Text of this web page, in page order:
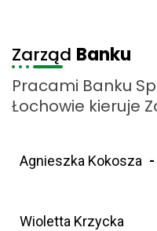
Zarząd Banku
Pracami Banku
Łochowie kieruje
Agnieszka Kokosza
Wioletta Krzycka